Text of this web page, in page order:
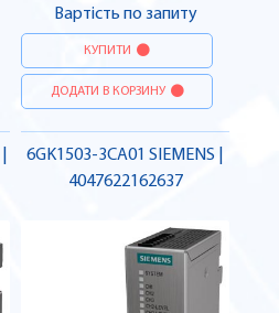
Вартість по запиту
КУПИТИ
ДОДАТИ В КОРЗИНУ
6GK1503-3CA01 SIEMENS |
4047622162637